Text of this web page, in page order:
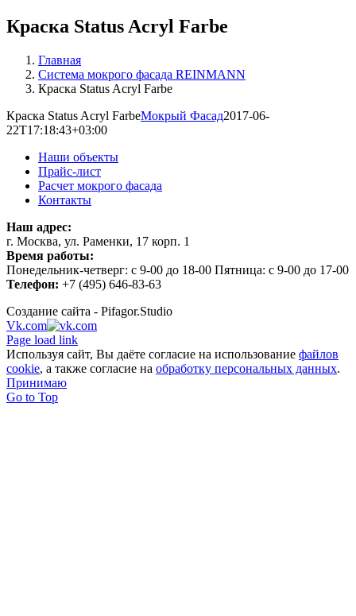
Краска Status Acryl Farbe
Главная
Система мокрого фасада REINMANN
Краска Status Acryl Farbe
Краска Status Acryl FarbeМокрый Фасад2017-06-
22T17:18:43+03:00
Наши объекты
Прайс-лист
Расчет мокрого фасада
Контакты
Наш адрес:
г. Москва, ул. Раменки, 17 корп. 1
Время работы:
Понедельник-четверг: с 9-00 до 18-00 Пятница: с 9-00 до 17-00
Телефон: +7 (495) 646-83-63
Создание сайта - Pifagor.Studio
Vk.com
Page load link
Используя сайт, Вы даёте согласие на использование файлов
cookie, а также согласие на обработку персональных данных.
Принимаю
Go to Top